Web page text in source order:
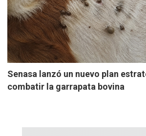
Senasa lanzó un nuevo plan
combatir la garrapata bovina